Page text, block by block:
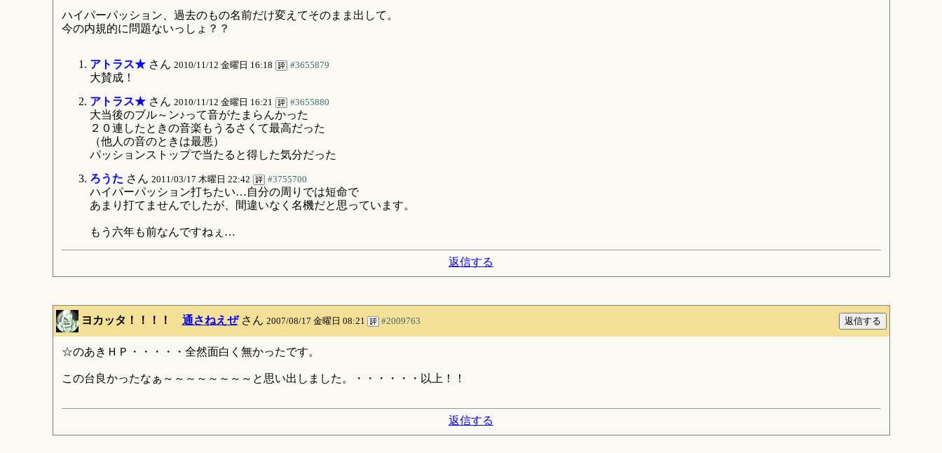
ハイパーパッション、過去のもの名前だけ変えてそのまま出して。
今の内規的に問題ないっしょ？？
アトラス★さん 2010/11/12 金曜日 16:18 #3655879
大賛成！
アトラス★さん 2010/11/12 金曜日 16:21 #3655880
大当後のブル～ン♪って音がたまらんかった
２０連したときの音楽もうるさくて最高だった
（他人の音のときは最悪）
パッションストップで当たると得した気分だった
ろうた さん 2011/03/17 木曜日 22:42 #3755700
ハイパーパッション打ちたい…自分の周りでは短命で
あまり打てませんでしたが、間違いなく名機だと思っています。
もう六年も前なんですねぇ…
返信する
ヨカッタ！！！！ 通さねえぜさん 2007/08/17 金曜日 08:21 #2009763
☆のあきＨＰ・・・・・全然面白く無かったです。
この台良かったなぁ～～～～～～～～と思い出しました。・・・・・・以上！！
返信する